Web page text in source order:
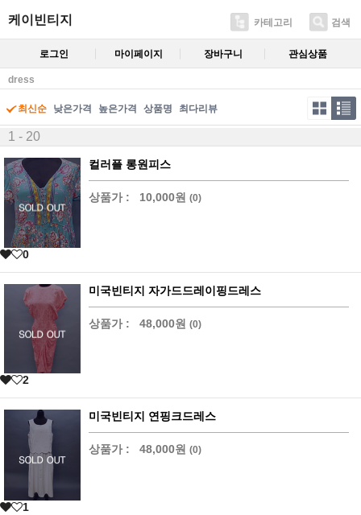
케이빈티지 카테고리 검색
로그인 마이페이지 장바구니 관심상품
dress
최신순 낮은가격 높은가격 상품명 최다리뷰
1 - 20
컬러플 롱원피스
상품가 : 10,000원 (0)
0
미국빈티지 자가드드레이핑드레스
상품가 : 48,000원 (0)
2
미국빈티지 연핑크드레스
상품가 : 48,000원 (0)
1